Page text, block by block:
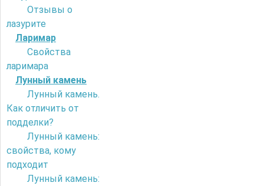
Отзывы о
лазурите
Ларимар
Свойства
ларимара
Лунный камень
Лунный камень.
Как отличить от
подделки?
Лунный камень:
свойства, кому
подходит
Лунный камень: